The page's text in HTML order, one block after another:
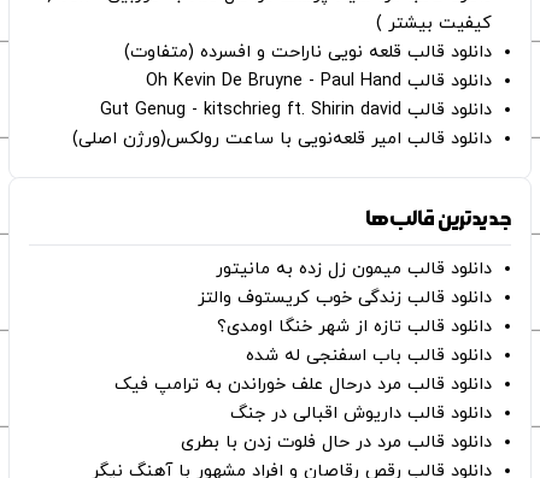
کیفیت بیشتر )
دانلود قالب قلعه نویی ناراحت و افسرده (متفاوت)
دانلود قالب Oh Kevin De Bruyne - Paul Hand
دانلود قالب Gut Genug - kitschrieg ft. Shirin david
دانلود قالب امیر قلعه‌نویی با ساعت رولکس(ورژن اصلی)
جدیدترین قالب‌ها
دانلود قالب میمون زل زده به مانیتور
دانلود قالب زندگی خوب کریستوف والتز
دانلود قالب تازه از شهر خنگا اومدی؟
دانلود قالب باب اسفنجی له شده
دانلود قالب مرد درحال علف خوراندن به ترامپ فیک
دانلود قالب داریوش اقبالی در جنگ
دانلود قالب مرد در حال فلوت زدن با بطری
دانلود قالب رقص رقاصان و افراد مشهور با آهنگ نیگر